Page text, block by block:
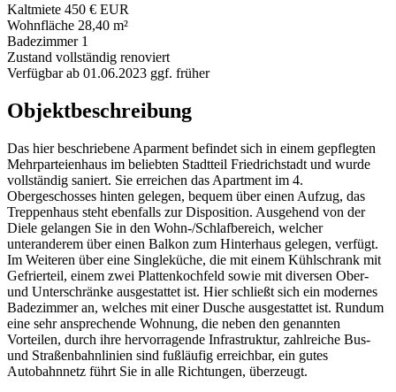
Kaltmiete 450 € EUR
Wohnfläche 28,40 m²
Badezimmer 1
Zustand vollständig renoviert
Verfügbar ab 01.06.2023 ggf. früher
Objektbeschreibung
Das hier beschriebene Aparment befindet sich in einem gepflegten
Mehrparteienhaus im beliebten Stadtteil Friedrichstadt und wurde
vollständig saniert. Sie erreichen das Apartment im 4.
Obergeschosses hinten gelegen, bequem über einen Aufzug, das
Treppenhaus steht ebenfalls zur Disposition. Ausgehend von der
Diele gelangen Sie in den Wohn-/Schlafbereich, welcher
unteranderem über einen Balkon zum Hinterhaus gelegen, verfügt.
Im Weiteren über eine Singleküche, die mit einem Kühlschrank mit
Gefrierteil, einem zwei Plattenkochfeld sowie mit diversen Ober-
und Unterschränke ausgestattet ist. Hier schließt sich ein modernes
Badezimmer an, welches mit einer Dusche ausgestattet ist. Rundum
eine sehr ansprechende Wohnung, die neben den genannten
Vorteilen, durch ihre hervorragende Infrastruktur, zahlreiche Bus-
und Straßenbahnlinien sind fußläufig erreichbar, ein gutes
Autobahnnetz führt Sie in alle Richtungen, überzeugt.